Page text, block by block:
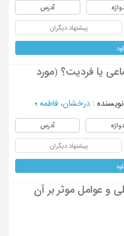
آدرس
پیشنهاد دیگران
یا فردیت؟ (مورد
نویسنده : درخشان، فاطمه ؛
آدرس
پیشنهاد دیگران
و عوامل موثر بر آن